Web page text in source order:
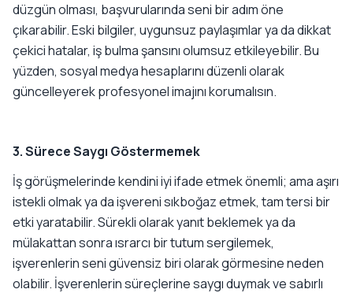
düzgün olması, başvurularında seni bir adım öne
çıkarabilir. Eski bilgiler, uygunsuz paylaşımlar ya da dikkat
çekici hatalar, iş bulma şansını olumsuz etkileyebilir. Bu
yüzden, sosyal medya hesaplarını düzenli olarak
güncelleyerek profesyonel imajını korumalısın.
3. Sürece Saygı Göstermemek
İş görüşmelerinde kendini iyi ifade etmek önemli; ama aşırı
istekli olmak ya da işvereni sıkboğaz etmek, tam tersi bir
etki yaratabilir. Sürekli olarak yanıt beklemek ya da
mülakattan sonra ısrarcı bir tutum sergilemek,
işverenlerin seni güvensiz biri olarak görmesine neden
olabilir. İşverenlerin süreçlerine saygı duymak ve sabırlı